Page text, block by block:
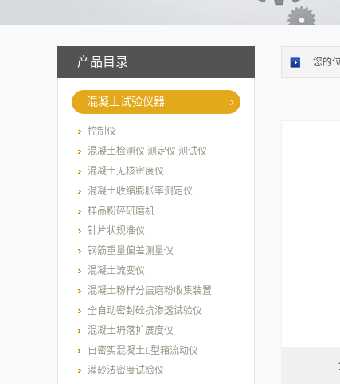
产品目录
混凝土试验仪器
控制仪
混凝土检测仪 测定仪 测试仪
混凝土无核密度仪
混凝土收缩膨胀率测定仪
样品粉碎研磨机
针片状规准仪
钢筋重量偏差测量仪
混凝土流变仪
混凝土粉样分层磨粉收集装置
全自动密封砼抗渗透试验仪
混凝土坍落扩展度仪
自密实混凝土L型箱流动仪
灌砂法密度试验仪
您的